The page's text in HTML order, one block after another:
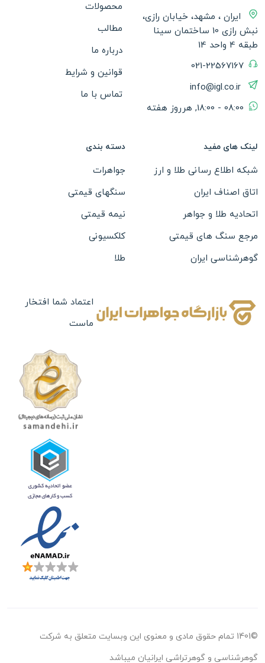
ایران ، مشهد، خیابان رازی،
نبش رازی 10 ساختمان سینا
طبقه 4 واحد 14
021-22567167
info@igl.co.ir
08:00 - 18:00, هرروز هفته
محصولات
مطالب
درباره ما
قوانین و شرایط
تماس با ما
لینک های مفید
شبکه اطلاع رسانی طلا و ارز
اتاق اصناف ایران
اتحادیه طلا و جواهر
مرجع سنگ های قیمتی
گوهرشناسی ایران
دسته بندی
جواهرات
سنگهای قیمتی
نیمه قیمتی
کلکسیونی
طلا
ساعت
جعبه جواهرات
اعتماد شما افتخار
ماست
©1401 تمام حقوق مادی و معنوی این وبسایت متعلق به شرکت
گوهرشناسی و گوهرتراشی ایرانیان میباشد